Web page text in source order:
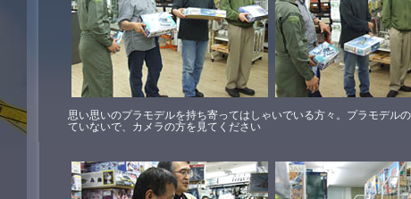
思い思いのプラモデルを持ち寄ってはしゃいでいる方々。プラモデル
ていないで、カメラの方を見てください